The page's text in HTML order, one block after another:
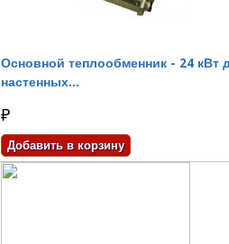
Основной теплообменник - 24 кВт
настенных...
₽